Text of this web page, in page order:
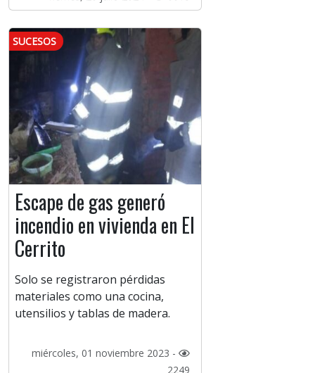
SUCESOS
Escape de gas generó
incendio en vivienda en El
Cerrito
Solo se registraron pérdidas
materiales como una cocina,
utensilios y tablas de madera.
miércoles, 01 noviembre 2023 -
2249